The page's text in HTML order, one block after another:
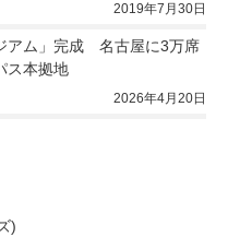
2019年7月30日
アム」完成　名古屋に3万席
ス本拠地
2026年4月20日
)